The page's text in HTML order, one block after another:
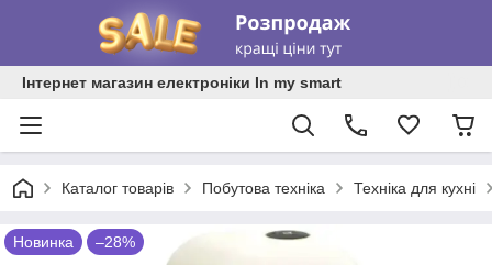
Інтернет магазин електроніки In my smart
Каталог товарів Побутова техніка Техніка для кухні
Новинка –28%